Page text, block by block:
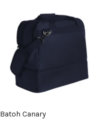
Batoh Canary